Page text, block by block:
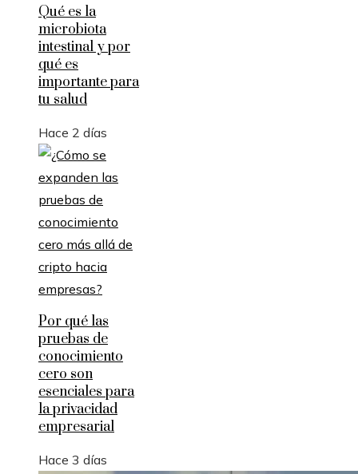
Qué es la
microbiota
intestinal y por
qué es
importante para
tu salud
Hace 2 días
Por qué las
pruebas de
conocimiento
cero son
esenciales para
la privacidad
empresarial
Hace 3 días